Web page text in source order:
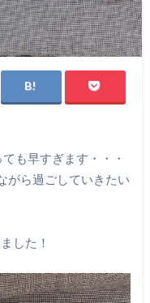
も早すぎます・・・
がら過ごしていきたい
した！